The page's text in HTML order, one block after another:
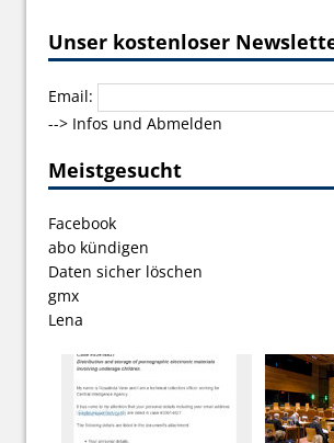
Unser kostenloser
Email:
--> Infos und Abmelden
Meistgesucht
Facebook
abo kündigen
Daten sicher löschen
gmx
Lena